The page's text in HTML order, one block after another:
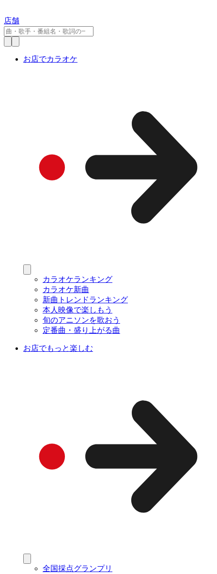
店舗
お店でカラオケ
カラオケランキング
カラオケ新曲
新曲トレンドランキング
本人映像で楽しもう
旬のアニソンを歌おう
定番曲・盛り上がる曲
お店でもっと楽しむ
全国採点グランプリ